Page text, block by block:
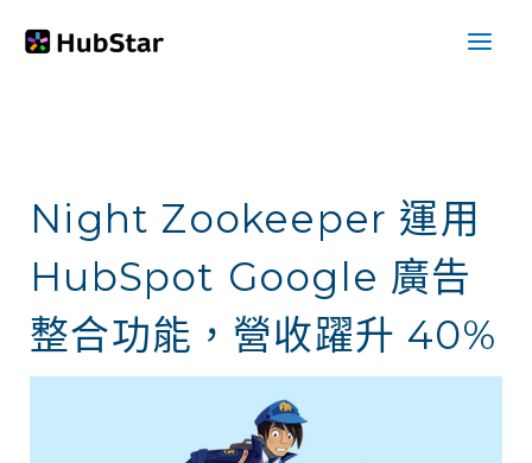
Night Zookeeper 運用
HubSpot Google 廣告
整合功能，營收躍升 40%